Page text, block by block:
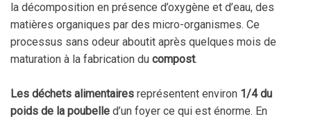
la décomposition en présence d’oxygène et d’eau, des
matières organiques par des micro-organismes. Ce
processus sans odeur aboutit après quelques mois de
maturation à la fabrication du compost.
Les déchets alimentaires représentent environ 1/4 du
poids de la poubelle d’un foyer ce qui est énorme. En